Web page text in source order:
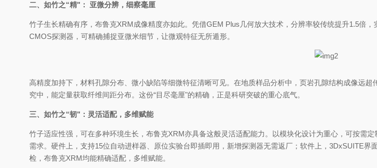
二、如竹之“精"： 亚微分辨，细察毫厘
竹子生长精确有序，布鲁克XRM成像精度亦如此。凭借GEM Plus几何放大技术，分辨率较传统提升1.5倍
CMOS探测器，可精确捕捉亚微米细节，让微观特征无所遁形。
高精度加持下，材料孔隙分布、微小缺陷等细微特征清晰可见。在地质样品分析中，页岩孔隙结构成像远
究中，能定量获取纤维间距分布。这份“目尽毫厘"的精确，正是科研突破的重心底气。
三、如竹之“韧"：灵活适配，多维赋能
竹子适应性强，可在多种环境生长，布鲁克XRM亦具备这般灵活适配能力。以模块化设计为重心，可按需
需求。硬件上，支持15位自动进样器、原位实验台即插即用，新增探测器无需返厂；软件上，3DxSUITE
检，布鲁克XRM均能精确适配，多维赋能。